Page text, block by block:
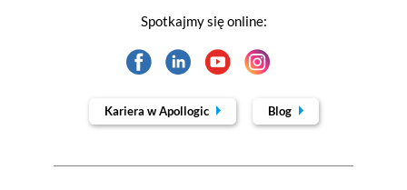
Spotkajmy się online:
Kariera w Apollogic Blog